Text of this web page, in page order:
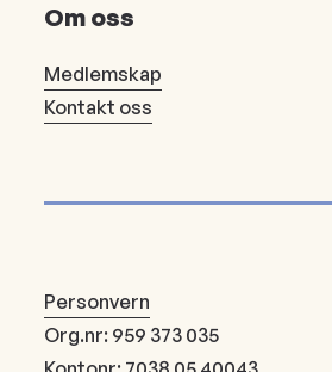
Om oss
Medlemskap
Kontakt oss
Personvern
Org.nr: 959 373 035